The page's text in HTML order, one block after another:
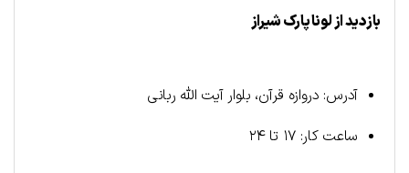
بازدید از لونا پارک شیراز
آدرس: دروازه قرآن، بلوار آیت‌ الله ربانی
ساعت کار: ۱۷ تا ۲۴